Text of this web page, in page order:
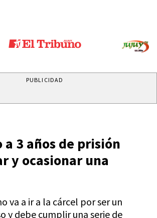
PUBLICIDAD
a 3 años de prisión
y ocasionar una
va a ir a la cárcel por ser un
y debe cumplir una serie de